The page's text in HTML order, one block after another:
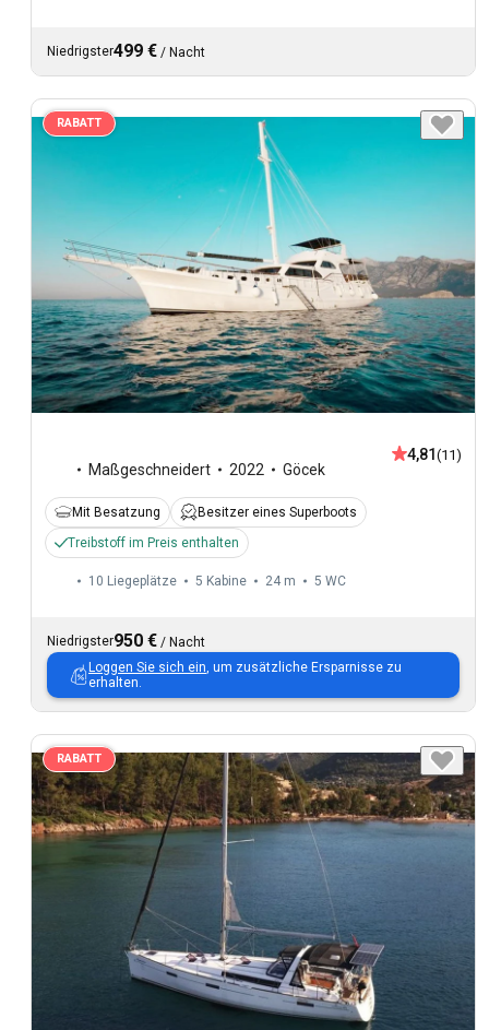
Niedrigster499 € / Nacht
RABATT
Maßgeschneidert 2022 Göcek
4,81(11)
Mit Besatzung
Besitzer eines Superboots
Treibstoff im Preis enthalten
10 Liegeplätze 5 Kabine 24 m 5 WC
Niedrigster950 € / Nacht
Loggen Sie sich ein , um zusätzliche Ersparnisse zu
erhalten.
RABATT